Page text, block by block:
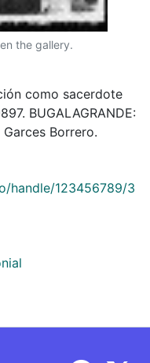
the gallery.
como sacerdote
BUGALAGRANDE:
Borrero.
handle/123456789/3